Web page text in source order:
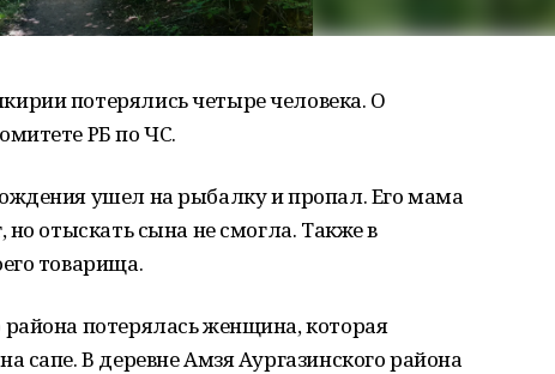
потерялись четыре человека. О
РБ по ЧС.
ушел на рыбалку и пропал. Его мама
но отыскать сына не смогла. Также в
товарища.
потерялась женщина, которая
сапе. В деревне Амзя Аургазинского района